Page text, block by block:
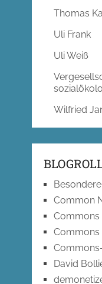
Thomas
Uli Frank
Uli Weiß
Wilfried
Common
Commons
Commons
David